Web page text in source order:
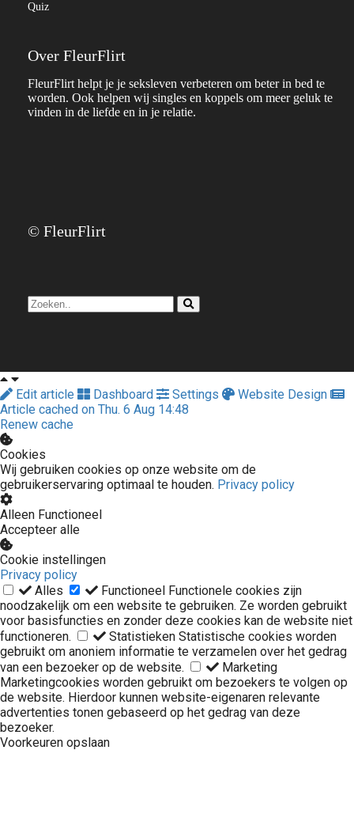
Quiz
Over FleurFlirt
FleurFlirt helpt je je seksleven verbeteren om beter in bed te
worden. Ook helpen wij singles en koppels om meer geluk te
vinden in de liefde en in je relatie.
© FleurFlirt
Edit article Dashboard Settings
Website Design
Article cached on Thu. 6 Aug 14:48
Renew cache
Cookies
Wij gebruiken cookies op onze website om de
gebruikerservaring optimaal te houden. Privacy policy
Alleen Functioneel
Accepteer alle
Cookie instellingen
Privacy policy
Alles
Functioneel Functionele cookies zijn
noodzakelijk om een website te gebruiken. Ze worden gebruikt
voor basisfuncties en zonder deze cookies kan de website niet
functioneren.
Statistieken Statistische cookies worden
gebruikt om anoniem informatie te verzamelen over het gedrag
van een bezoeker op de website.
Marketing
Marketingcookies worden gebruikt om bezoekers te volgen op
de website. Hierdoor kunnen website-eigenaren relevante
advertenties tonen gebaseerd op het gedrag van deze
bezoeker.
Voorkeuren opslaan